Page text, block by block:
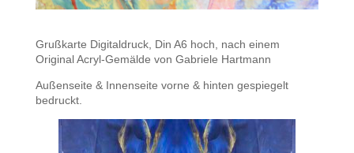
Grußkarte Digitaldruck, Din A6 hoch, nach einem
Original Acryl-Gemälde von Gabriele Hartmann
Außenseite & Innenseite vorne & hinten gespiegelt
bedruckt.